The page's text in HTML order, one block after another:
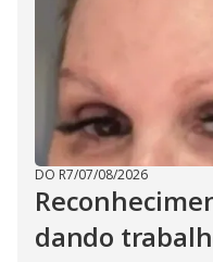
DO R7/07/08/2026
dando